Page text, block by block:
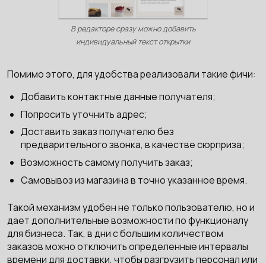
В редакторе сразу можно добавить
индивидуальный текст открытки
Помимо этого, для удобства реализовали такие фичи:
Добавить контактные данные получателя;
Попросить уточнить адрес;
Доставить заказ получателю без
предварительного звонка, в качестве сюрприза;
Возможность самому получить заказ;
Самовывоз из магазина в точно указанное время.
Такой механизм удобен не только пользователю, но и
дает дополнительные возможности по функционалу
для бизнеса. Так, в дни с большим количеством
заказов можно отключить определенные интервалы
времени для доставки, чтобы разгрузить персонал или